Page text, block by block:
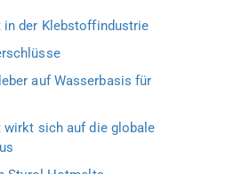
der Klebstoffindustrie
auf Wasserbasis für
sich auf die globale